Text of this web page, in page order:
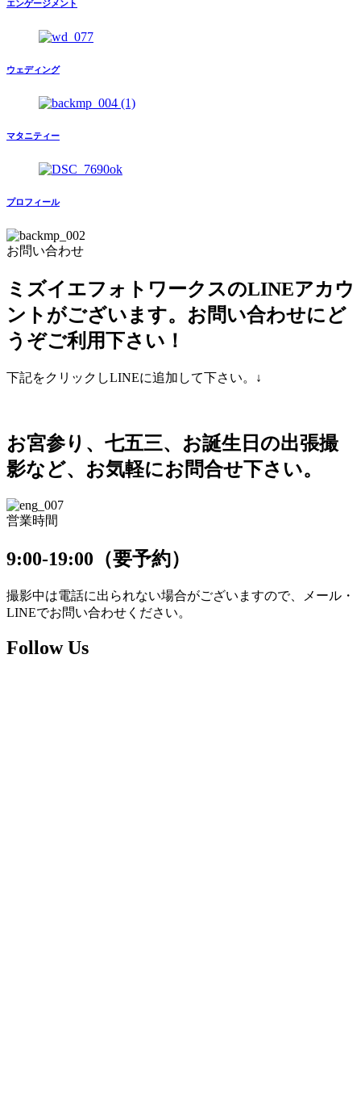
エンゲージメント
ウェディング
マタニティー
プロフィール
お問い合わせ
ミズイエフォトワークスのLINEアカウ
ントがございます。お問い合わせにど
うぞご利用下さい！
下記をクリックしLINEに追加して下さい。↓
お宮参り、七五三、お誕生日の出張撮
影など、お気軽にお問合せ下さい。
営業時間
9:00-19:00（要予約）
撮影中は電話に出られない場合がございますので、メール・
LINEでお問い合わせください。
Follow Us